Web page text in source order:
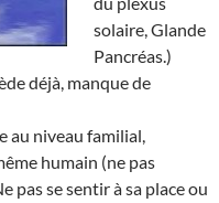
solaire, Glande
Pancréas.)
déjà, manque de
au niveau familial,
humain (ne pas
pas se sentir à sa place ou